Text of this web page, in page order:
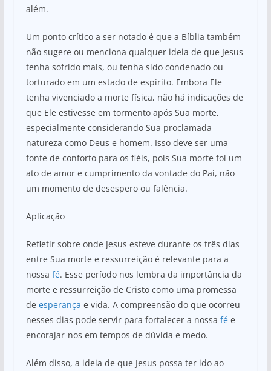
além.
Um ponto crítico a ser notado é que a Bíblia também
não sugere ou menciona qualquer ideia de que Jesus
tenha sofrido mais, ou tenha sido condenado ou
torturado em um estado de espírito. Embora Ele
tenha vivenciado a morte física, não há indicações de
que Ele estivesse em tormento após Sua morte,
especialmente considerando Sua proclamada
natureza como Deus e homem. Isso deve ser uma
fonte de conforto para os fiéis, pois Sua morte foi um
ato de amor e cumprimento da vontade do Pai, não
um momento de desespero ou falência.
Aplicação
Refletir sobre onde Jesus esteve durante os três dias
entre Sua morte e ressurreição é relevante para a
nossa fé. Esse período nos lembra da importância da
morte e ressurreição de Cristo como uma promessa
de esperança e vida. A compreensão do que ocorreu
nesses dias pode servir para fortalecer a nossa fée
encorajar-nos em tempos de dúvida e medo.
Além disso, a ideia de que Jesus possa ter ido ao